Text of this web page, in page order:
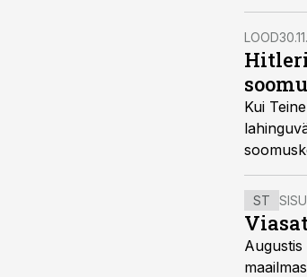
LOOD
Kui
ST
Augustis